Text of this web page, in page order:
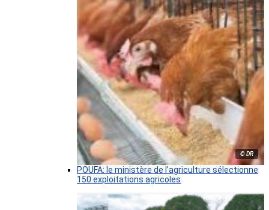
© DR
POUFA: le ministère de l’agriculture sélectionne
150 exploitations agricoles